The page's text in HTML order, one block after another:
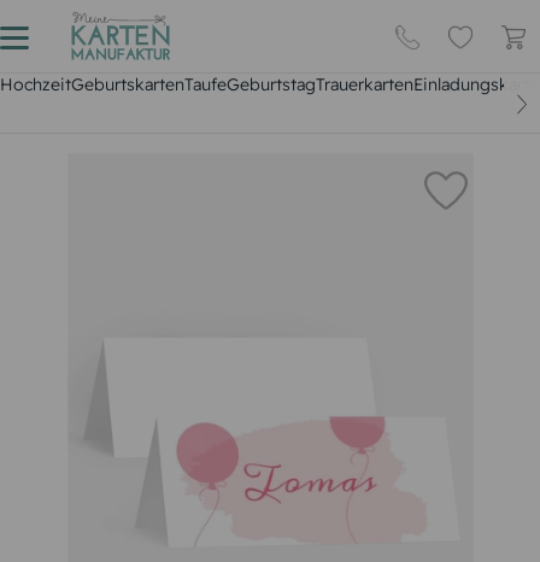
HochzeitGeburtskartenTaufeGeburtstagTrauerkarten